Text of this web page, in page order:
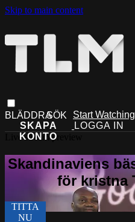
Skip to main content
Start Watching
Live stream preview